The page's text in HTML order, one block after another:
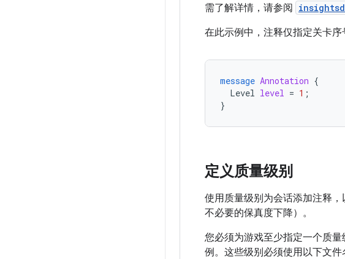
需了解详情，请参阅
在此示例中，注释仅指定关卡序
message Annotation {
Level level = 1 ;
}
定义质量级别
使用质量级别为会话添加注释
不必要的保真度下降）。
您必须为游戏至少指定一个质
例。这些级别必须使用以下文